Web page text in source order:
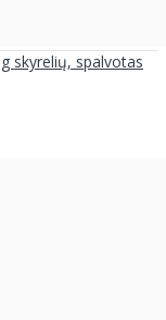
skyrelių, spalvotas